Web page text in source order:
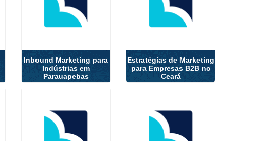
Inbound Marketing para
Indústrias em
Parauapebas
Estratégias de Marketing
para Empresas B2B no
Ceará